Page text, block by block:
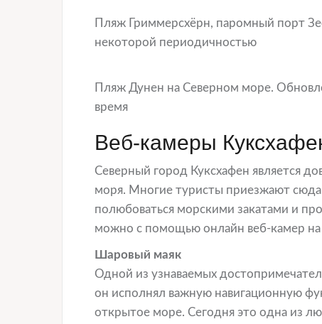
Пляж Гриммерсхёрн, паромный порт
некоторой периодичностью
Пляж Дунен на Северном море.
время
Веб-камеры
Северный город Куксхафен является
моря. Многие туристы приезжают
полюбоваться морскими закатами и
можно с помощью онлайн веб-камер на
Шаровый маяк
Одной из узнаваемых
он исполнял важную навигационную
открытое море. Сегодня это одна из